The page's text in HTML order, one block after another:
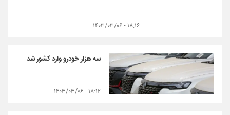
۱۸:۱۶ - ۱۴۰۳/۰۳/۰۶
سه هزار خودرو وارد کشور شد
۱۸:۱۲ - ۱۴۰۳/۰۳/۰۶